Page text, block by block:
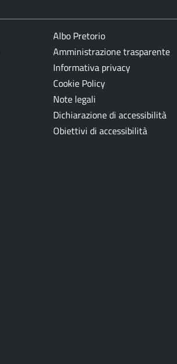
Albo Pretorio
Amministrazione trasparente
Informativa privacy
Cookie Policy
Note legali
Dichiarazione di accessibilità
Obiettivi di accessibilità